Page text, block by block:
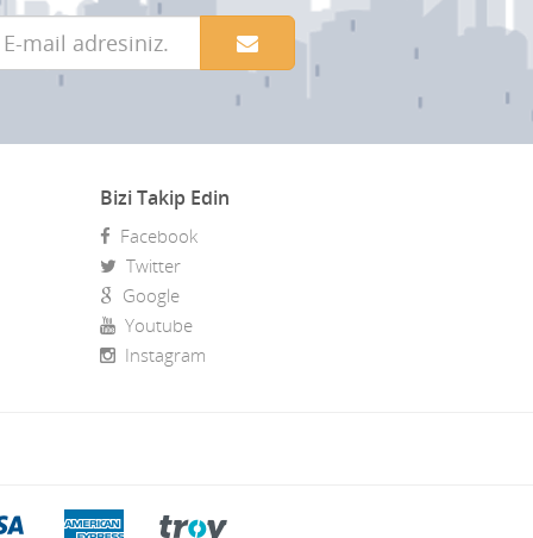
Bizi Takip Edin
Facebook
Twitter
Google
Youtube
Instagram